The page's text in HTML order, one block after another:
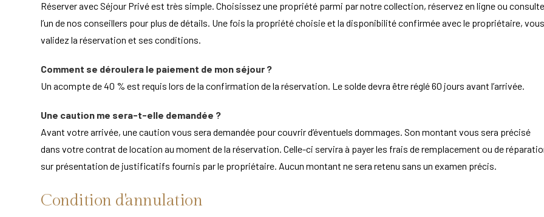
Réserver avec Séjour Privé est très simple. Choisissez une propriété parmi par notre collection, réservez en ligne ou
l’un de nos conseillers pour plus de détails. Une fois la propriété choisie et la disponibilité confirmée avec le propriétaire, vous
validez la réservation et ses conditions.
Comment se déroulera le paiement de mon séjour ?
Un acompte de 40 % est requis lors de la confirmation de la réservation. Le solde devra être réglé 60 jours avant l’arrivée.
Une caution me sera-t-elle demandée ?
Avant votre arrivée, une caution vous sera demandée pour couvrir d’éventuels dommages. Son montant vous sera précisé
dans votre contrat de location au moment de la réservation. Celle-ci servira à payer les frais de remplacement ou de
sur présentation de justificatifs fournis par le propriétaire. Aucun montant ne sera retenu sans un examen précis.
Condition d'annulation